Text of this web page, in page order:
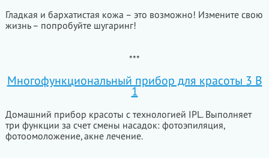
Гладкая и бархатистая кожа – это возможно! Измените свою
жизнь – попробуйте шугаринг!
***
Многофункциональный прибор для красоты 3 В
1
Домашний прибор красоты с технологией IPL. Выполняет
три функции за счет смены насадок: фотоэпиляция,
фотоомоложение, акне лечение.